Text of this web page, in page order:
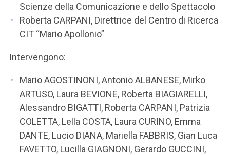
Scienze della Comunicazione e dello Spettacolo
Roberta CARPANI, Direttrice del Centro di Ricerca
CIT “Mario Apollonio”
Intervengono:
Mario AGOSTINONI, Antonio ALBANESE, Mirko
ARTUSO, Laura BEVIONE, Roberta BIAGIARELLI,
Alessandro BIGATTI, Roberta CARPANI, Patrizia
COLETTA, Lella COSTA, Laura CURINO, Emma
DANTE, Lucio DIANA, Mariella FABBRIS, Gian Luca
FAVETTO, Lucilla GIAGNONI, Gerardo GUCCINI,